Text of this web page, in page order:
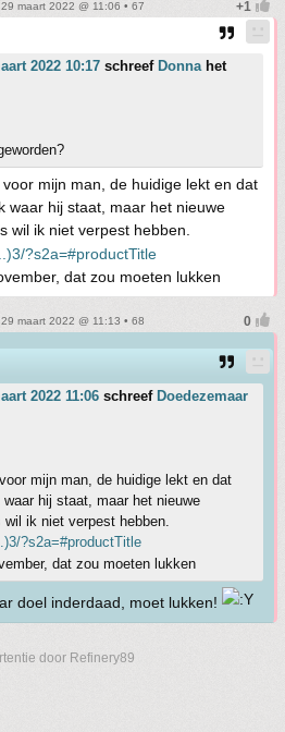
maart 2022 @ 11:06 • 67
2022 10:17 schreef Donnahet
mijn man, de huidige lekt en dat
waar hij staat, maar het nieuwe
wil ik niet verpest hebben.
?s2a=#productTitle
dat zou moeten lukken
maart 2022 @ 11:13 • 68
2022 11:06 schreef Doedezemaar
mijn man, de huidige lekt en dat
hij staat, maar het nieuwe
ik niet verpest hebben.
?s2a=#productTitle
dat zou moeten lukken
doel inderdaad, moet lukken!
door Refinery89